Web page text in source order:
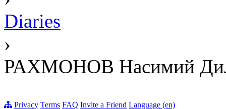
Diaries
›
РАХМОНОВ Насимий
Privacy Terms FAQ Invite a Friend Language (en)